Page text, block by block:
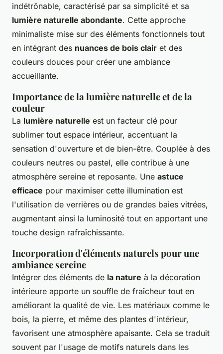
indétrônable, caractérisé par sa simplicité et sa
lumière naturelle abondante. Cette approche
minimaliste mise sur des éléments fonctionnels tout
en intégrant des nuances de bois clair et des
couleurs douces pour créer une ambiance
accueillante.
Importance de la lumière naturelle et de la
couleur
La lumière naturelle est un facteur clé pour
sublimer tout espace intérieur, accentuant la
sensation d'ouverture et de bien-être. Couplée à des
couleurs neutres ou pastel, elle contribue à une
atmosphère sereine et reposante. Une astuce
efficace pour maximiser cette illumination est
l'utilisation de verrières ou de grandes baies vitrées,
augmentant ainsi la luminosité tout en apportant une
touche design rafraîchissante.
Incorporation d'éléments naturels pour une
ambiance sereine
Intégrer des éléments de la nature à la décoration
intérieure apporte un souffle de fraîcheur tout en
améliorant la qualité de vie. Les matériaux comme le
bois, la pierre, et même des plantes d'intérieur,
favorisent une atmosphère apaisante. Cela se traduit
souvent par l'usage de motifs naturels dans les